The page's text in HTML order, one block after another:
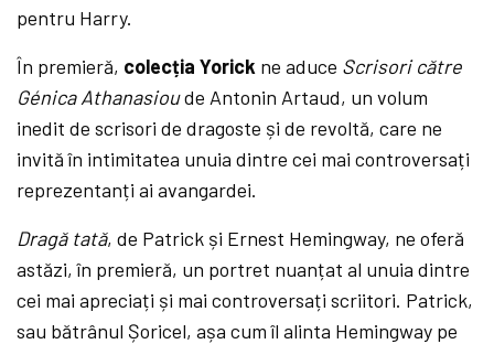
pentru Harry.
În premieră, colecția Yorick ne aduce Scrisori către
Génica Athanasioude Antonin Artaud, un volum
inedit de scrisori de dragoste și de revoltă, care ne
invită în intimitatea unuia dintre cei mai controversați
reprezentanți ai avangardei.
Dragă tată, de Patrick și Ernest Hemingway, ne oferă
astăzi, în premieră, un portret nuanțat al unuia dintre
cei mai apreciați și mai controversați scriitori. Patrick,
sau bătrânul Șoricel, așa cum îl alinta Hemingway pe